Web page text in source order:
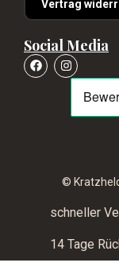
Vertrag
Social Media
©
schneller
14 Tage